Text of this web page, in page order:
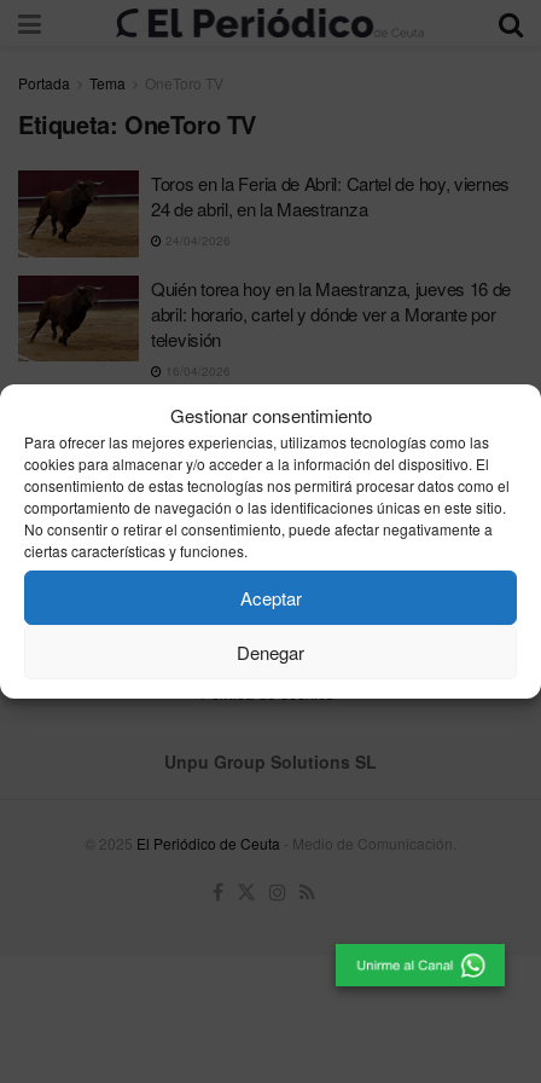
Gestionar consentimiento
Para ofrecer las mejores experiencias, utilizamos tecnologías como las
cookies para almacenar y/o acceder a la información del dispositivo. El
consentimiento de estas tecnologías nos permitirá procesar datos como el
comportamiento de navegación o las identificaciones únicas en este sitio.
No consentir o retirar el consentimiento, puede afectar negativamente a
ciertas características y funciones.
Aceptar
Denegar
Portada Tema OneToro TV
Etiqueta: OneToro TV
Toros en la Feria de Abril: Cartel de hoy, viernes
24 de abril, en la Maestranza
24/04/2026
Quién torea hoy en la Maestranza, jueves 16 de
abril: horario, cartel y dónde ver a Morante por
televisión
16/04/2026
Dónde ver toros por televisión este fin de
semana: horarios y carteles en Telemadrid,
Canal Sur, CMMedia y OneToro
10/04/2026
Aviso Legal
Unpu Group Solutions SL
© 2025 El Periódico de Ceuta - Medio de Comunicación